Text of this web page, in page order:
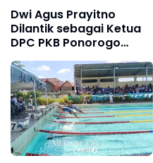
Dwi Agus Prayitno
Dilantik sebagai Ketua
DPC PKB Ponorogo
2026–2031, Kenakan
Busana Reog Khas
Ponorogo Saat
Pelantikan